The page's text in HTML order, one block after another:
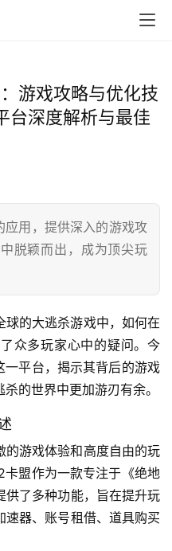
游戏攻略与优化技
台深度解析与最佳
用，提供深入的游戏攻
脱颖而出，成为顶尖玩
的大逃杀游戏中，如何在
众多玩家心中的疑问。今
平台，揭示其背后的游戏
的世界中更加游刃有余。
的游戏体验和高度自由的玩
盟作为一款专注于《绝地
供了多种功能，旨在提升玩
速器、账号租借、道具购买